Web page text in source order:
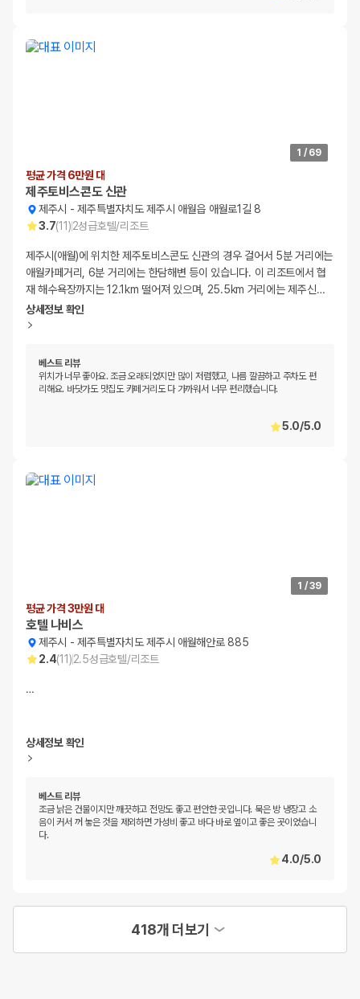
1 / 69
평균 가격 6만원 대
제주토비스콘도 신관
제주시 -제주특별자치도 제주시 애월읍 애월로1길 8
3.7(11)2성급호텔/리조트
제주시(애월)에 위치한 제주토비스콘도 신관의 경우 걸어서 5분 거리에는
애월카페거리, 6분 거리에는 한담해변 등이 있습니다. 이 리조트에서 협
재 해수욕장까지는 12.1km 떨어져 있으며, 25.5km 거리에는 제주신…
상세정보 확인
베스트 리뷰
위치가 너무 좋아요. 조금 오래되었지만 많이 저렴했고, 나름 깔끔하고 주차도 편
리해요. 바닷가도 맛집도 카페거리도 다 가까워서 너무 편리했습니다.
5.0/5.0
1 /39
평균 가격 3만원 대
호텔 나비스
제주시 -제주특별자치도 제주시 애월해안로 885
2.4(11)2.5성급호텔/리조트
…
상세정보 확인
베스트 리뷰
조금 낡은 건물이지만 깨끗하고 전망도 좋고 편안한 곳입니다. 묵은 방 냉장고 소
음이 커서 꺼 놓은 것을 제외하면 가성비 좋고 바다 바로 옆이고 좋은 곳이었습니
다.
4.0/5.0
418개 더보기